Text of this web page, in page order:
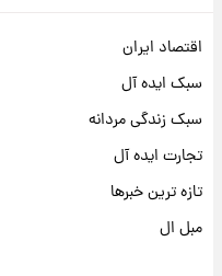
اقتصاد ایران
سبک ایده آل
سبک زندگی مردانه
تجارت ایده آل
تازه ترین خبرها
مبل ال